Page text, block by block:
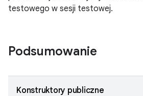
testowego w sesji testowej.
Podsumowanie
Konstruktory publiczne